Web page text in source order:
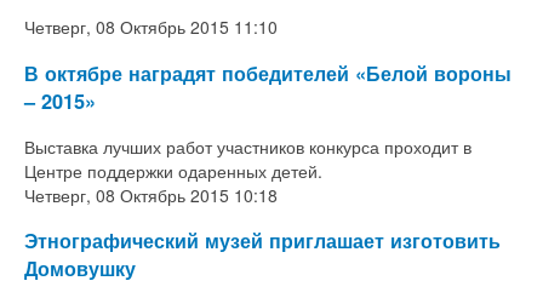
Четверг, 08 Октябрь 2015 11:10
В октябре наградят победителей «Белой вороны
– 2015»
Выставка лучших работ участников конкурса проходит в
Центре поддержки одаренных детей.
Четверг, 08 Октябрь 2015 10:18
Этнографический музей приглашает изготовить
Домовушку